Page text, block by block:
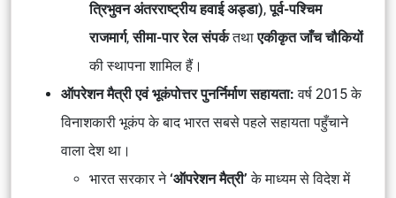
त्रिभुवन अंतरराष्ट्रीय हवाई अड्डा),पूर्व-पश्चिम
राजमार्ग,सीमा-पार रेल संपर्कतथाएकीकृत जाँच चौकियों
की स्थापना शामिल हैं।
ऑपरेशन मैत्री एवं भूकंपोत्तर पुनर्निर्माण सहायता:वर्ष 2015 के
विनाशकारी भूकंप के बाद भारत सबसे पहले सहायता पहुँचाने
वाला देश था।
भारत सरकार ने‘ऑपरेशन मैत्री’ के माध्यम से विदेश में